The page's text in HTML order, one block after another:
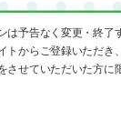
予告なく変更・終了
からご登録いただき
せていただいた方に